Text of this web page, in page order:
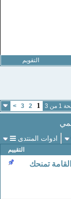
التقويم
من 3 2
3
>
ادوات المنتدى
التقييم
تمنحك